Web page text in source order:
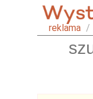
reklama /